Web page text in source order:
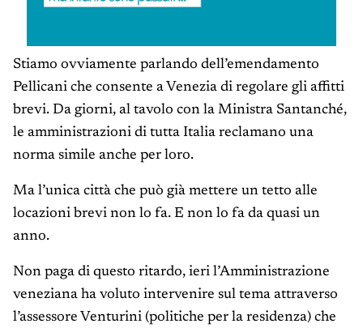
Stiamo ovviamente parlando dell’emendamento
Pellicani che consente a Venezia di regolare gli affitti
brevi. Da giorni, al tavolo con la Ministra Santanché,
le amministrazioni di tutta Italia reclamano una
norma simile anche per loro.
Ma l’unica città che può già mettere un tetto alle
locazioni brevi non lo fa. E non lo fa da quasi un
anno.
Non paga di questo ritardo, ieri l’Amministrazione
veneziana ha voluto intervenire sul tema attraverso
l’assessore Venturini (politiche per la residenza) che